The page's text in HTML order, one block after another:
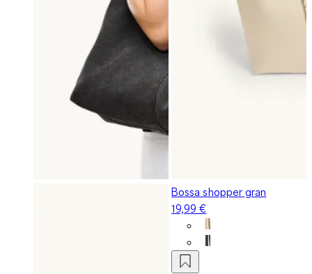
Bossa shopper gran
19,99 €